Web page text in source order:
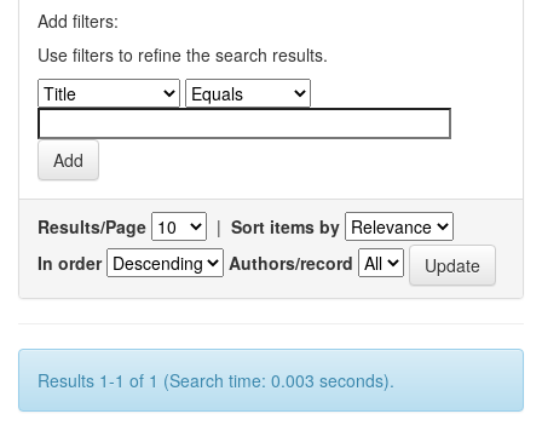
Add filters:
Use filters to refine the search results.
Results/Page | Sort items by
In order
Authors/record
Results 1-1 of 1 (Search time: 0.003 seconds).